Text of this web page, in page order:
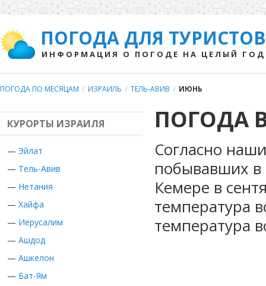
ПОГОДА ДЛЯ ТУРИСТОВ
ИНФОРМАЦИЯ О ПОГОДЕ НА ЦЕЛЫЙ ГОД
ПОГОДА ПО МЕСЯЦАМ / ИЗРАИЛЬ / ТЕЛЬ-АВИВ / ИЮНЬ
КУРОРТЫ ИЗРАИЛЯ
— Эйлат
— Тель-Авив
— Нетания
— Хайфа
— Иерусалим
— Ашдод
— Ашкелон
— Бат-Ям
ПОГОДА
Согласно
побывавших в
Кемере в
температура
температура